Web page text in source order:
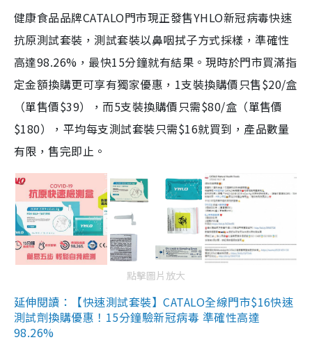
健康食品品牌CATALO門市現正發售YHLO新冠病毒快速
抗原測試套裝，測試套裝以鼻咽拭子方式採樣，準確性
高達98.26%，最快15分鐘就有結果。現時於門市買滿指
定金額換購更可享有獨家優惠，1支裝換購價只售$20/盒
（單售價$39），而5支裝換購價只需$80/盒（單售價
$180），平均每支測試套裝只需$16就買到，產品數量
有限，售完即止。
點擊圖片放大
延伸閱讀：【快速測試套裝】CATALO全線門市$16快速
測試劑換購優惠！15分鐘驗新冠病毒 準確性高達
98.26%